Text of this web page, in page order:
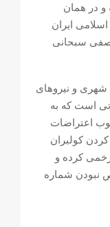
و در همان
ایران
صفی سبحانی
شهری و نیروهای
است کە بە
اعتراضات
کولبران
زخمی کردە و
نبودن شمارە